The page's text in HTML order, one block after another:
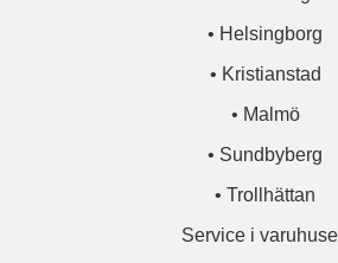
• Helsingborg
• Kristianstad
• Malmö
• Sundbyberg
• Trollhättan
Service i